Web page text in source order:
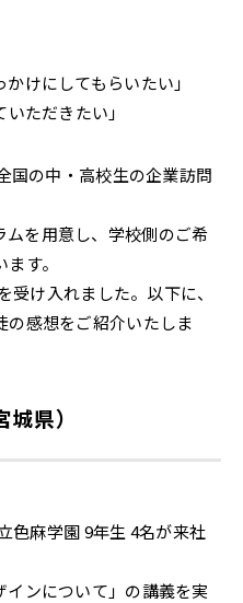
けにしてもらいたい」
ただきたい」
国の中・高校生の企業訪問
ムを用意し、学校側のご希
す。
け入れました。以下に、
感想をご紹介いたしま
県）
色麻学園 9年生 4名が来社
インについて」の講義を実